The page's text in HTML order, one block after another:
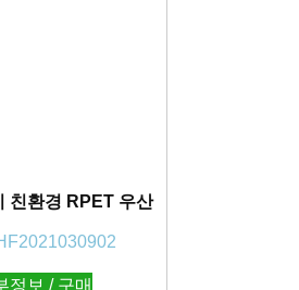
친환경 RPET 우산
정보 / 구매